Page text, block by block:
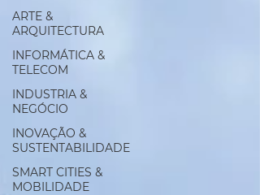
ARTE &
ARQUITECTURA
INFORMÁTICA &
TELECOM
INDUSTRIA &
NEGÓCIO
INOVAÇÃO &
SUSTENTABILIDADE
SMART CITIES &
MOBILIDADE